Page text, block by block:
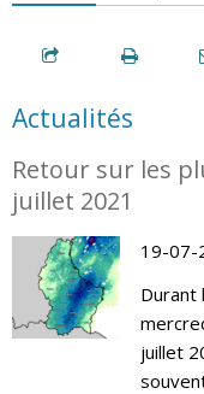
Actualités
Retour sur les
juillet 2021
19-07-
Durant
juillet